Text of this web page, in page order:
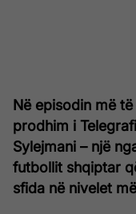
Në episodin më
prodhim i
Sylejmani – një
futbollit shqiptar
sfida në nivelet